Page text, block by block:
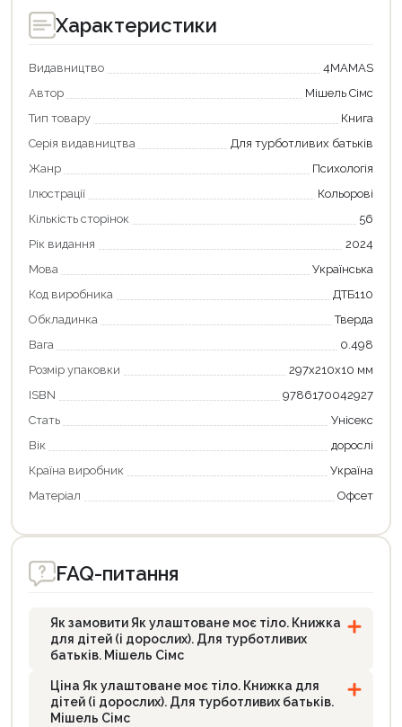
Характеристики
Видавництво
4MAMAS
Автор
Мішель Сімс
Тип товару
Книга
Серія видавництва
Для турботливих батьків
Жанр
Психологія
Ілюстрації
Кольорові
Кількість сторінок
56
Рік видання
2024
Мова
Українська
Код виробника
ДТБ110
Обкладинка
Тверда
Вага
0.498
Розмір упаковки
297x210x10 мм
ISBN
9786170042927
Стать
Унісекс
Вік
дорослі
Країна виробник
Україна
Матеріал
Офсет
FAQ-питання
Як замовити Як улаштоване моє тіло. Книжка
для дітей (і дорослих). Для турботливих
батьків. Мішель Сімс
Ціна Як улаштоване моє тіло. Книжка для
дітей (і дорослих). Для турботливих батьків.
Мішель Сімс
Оформити замовлення